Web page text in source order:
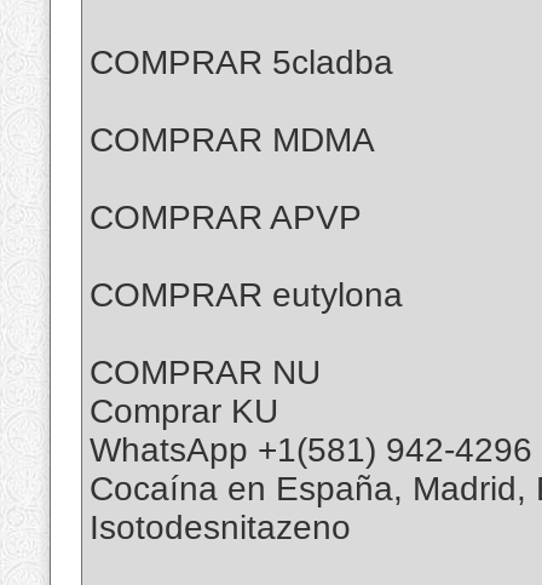
COMPRAR 5cladba
COMPRAR MDMA
COMPRAR APVP
COMPRAR eutylona
COMPRAR NU
Comprar KU
WhatsApp +1(581) 942-
Cocaína en España, Madrid,
Isotodesnitazeno